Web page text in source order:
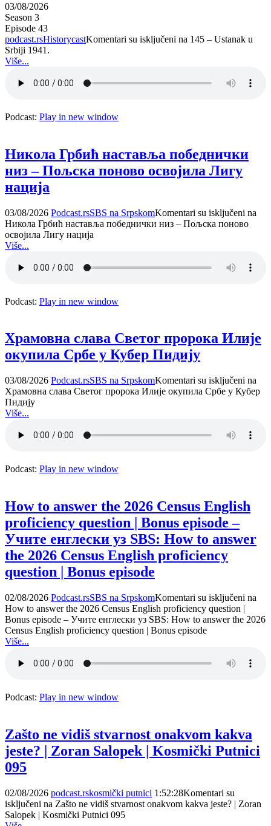
03/08/2026
Season 3
Episode 43
podcast.rsHistorycastKomentari su isključeni na 145 – Ustanak u
Srbiji 1941.
Više...
Podcast: Play in new window
Никола Грбић наставља победнички
низ – Пољска поново освојила Лигу
нација
03/08/2026 Podcast.rsSBS na SrpskomKomentari su isključeni na
Никола Грбић наставља победнички низ – Пољска поново
освојила Лигу нација
Više...
Podcast: Play in new window
Храмовна слава Светог пророка Илије
окупила Србе у Кубер Пидију
03/08/2026 Podcast.rsSBS na SrpskomKomentari su isključeni na
Храмовна слава Светог пророка Илије окупила Србе у Кубер
Пидију
Više...
Podcast: Play in new window
How to answer the 2026 Census English
proficiency question | Bonus episode –
Учите енглески уз SBS: How to answer
the 2026 Census English proficiency
question | Bonus episode
02/08/2026 Podcast.rsSBS na SrpskomKomentari su isključeni na
How to answer the 2026 Census English proficiency question |
Bonus episode – Учите енглески уз SBS: How to answer the 2026
Census English proficiency question | Bonus episode
Više...
Podcast: Play in new window
Zašto ne vidiš stvarnost onakvom kakva
jeste? | Zoran Salopek | Kosmički Putnici
095
02/08/2026 podcast.rskosmički putnici 1:52:28Komentari su
isključeni na Zašto ne vidiš stvarnost onakvom kakva jeste? | Zoran
Salopek | Kosmički Putnici 095